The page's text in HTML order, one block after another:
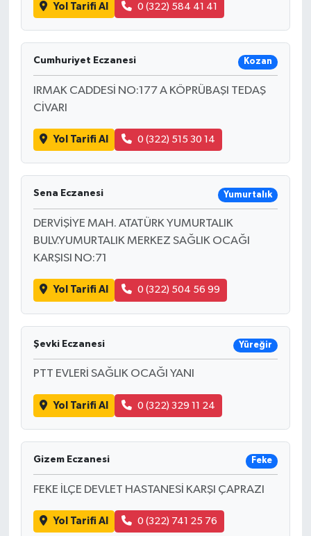
Yol Tarifi Al 0 (322) 584 41 41
Cumhuriyet Eczanesi Kozan
IRMAK CADDESİ NO:177 A KÖPRÜBAŞI TEDAŞ
CİVARI
Yol Tarifi Al 0 (322) 515 30 14
Sena Eczanesi Yumurtalık
DERVİŞİYE MAH. ATATÜRK YUMURTALIK
BULV.YUMURTALIK MERKEZ SAĞLIK OCAĞI
KARŞISI NO:71
Yol Tarifi Al 0 (322) 504 56 99
Şevki Eczanesi Yüreğir
PTT EVLERİ SAĞLIK OCAĞI YANI
Yol Tarifi Al 0 (322) 329 11 24
Gizem Eczanesi Feke
FEKE İLÇE DEVLET HASTANESİ KARŞI ÇAPRAZI
Yol Tarifi Al 0 (322) 741 25 76